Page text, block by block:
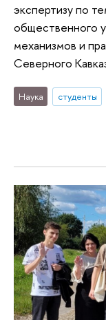
экспертизу по
общественного
механизмов и
Северного
Наука студенты